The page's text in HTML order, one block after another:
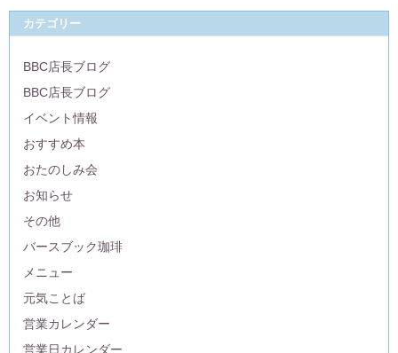
カテゴリー
BBC店長ブログ
BBC店長ブログ
イベント情報
おすすめ本
おたのしみ会
お知らせ
その他
バースブック珈琲
メニュー
元気ことば
営業カレンダー
営業日カレンダー